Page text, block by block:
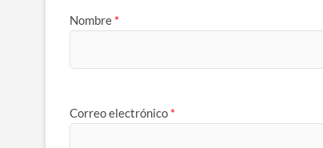
Nombre *
Correo electrónico *